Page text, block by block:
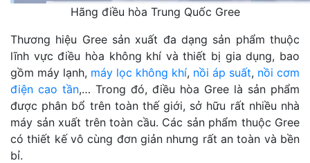
Hãng điều hòa Trung Quốc Gree
Thương hiệu Gree sản xuất đa dạng sản phẩm thuộc
lĩnh vực điều hòa không khí và thiết bị gia dụng, bao
gồm máy lạnh, máy lọc không khí, nồi áp suất, nồi cơm
điện cao tần,… Trong đó, điều hòa Gree là sản phẩm
được phân bổ trên toàn thế giới, sở hữu rất nhiều nhà
máy sản xuất trên toàn cầu. Các sản phẩm thuộc Gree
có thiết kế vô cùng đơn giản nhưng rất an toàn và bền
bỉ.